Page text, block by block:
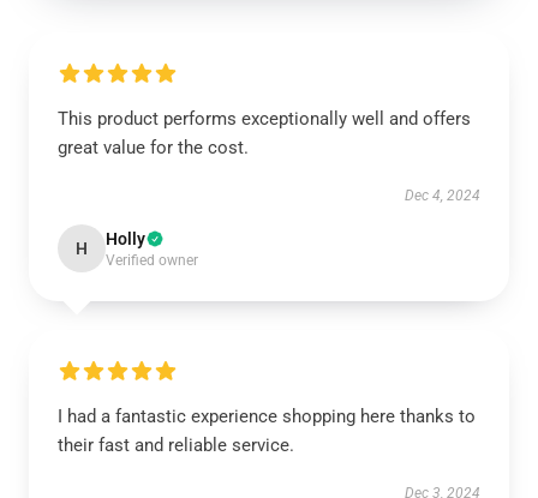
This product performs exceptionally well and offers
great value for the cost.
Dec 4, 2024
H Holly
Verified owner
I had a fantastic experience shopping here thanks to
their fast and reliable service.
Dec 3, 2024